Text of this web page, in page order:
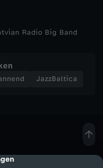
Radio Big Band
JazzBaltica